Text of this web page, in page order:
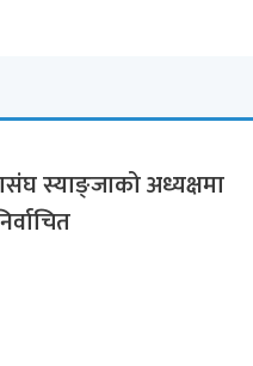
स्याङ्जाको अध्यक्षमा